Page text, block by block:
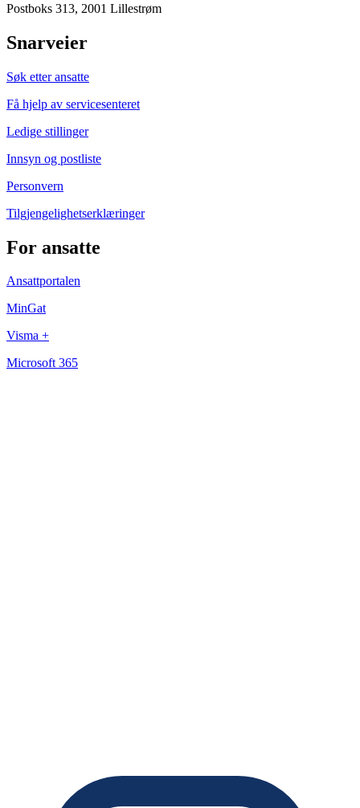
Postboks 313, 2001 Lillestrøm
Snarveier
Søk etter ansatte
Få hjelp av servicesenteret
Ledige stillinger
Innsyn og postliste
Personvern
Tilgjengelighetserklæringer
For ansatte
Ansattportalen
MinGat
Visma +
Microsoft 365